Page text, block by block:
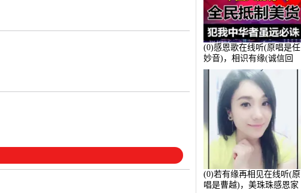
(0)感恩歌在线听(原唱是任
妙音)，相识有缘(诚信回
访)演唱点播:161288次
(0)若有缘再相见在线听(原
唱是曹越)，美珠珠感恩家